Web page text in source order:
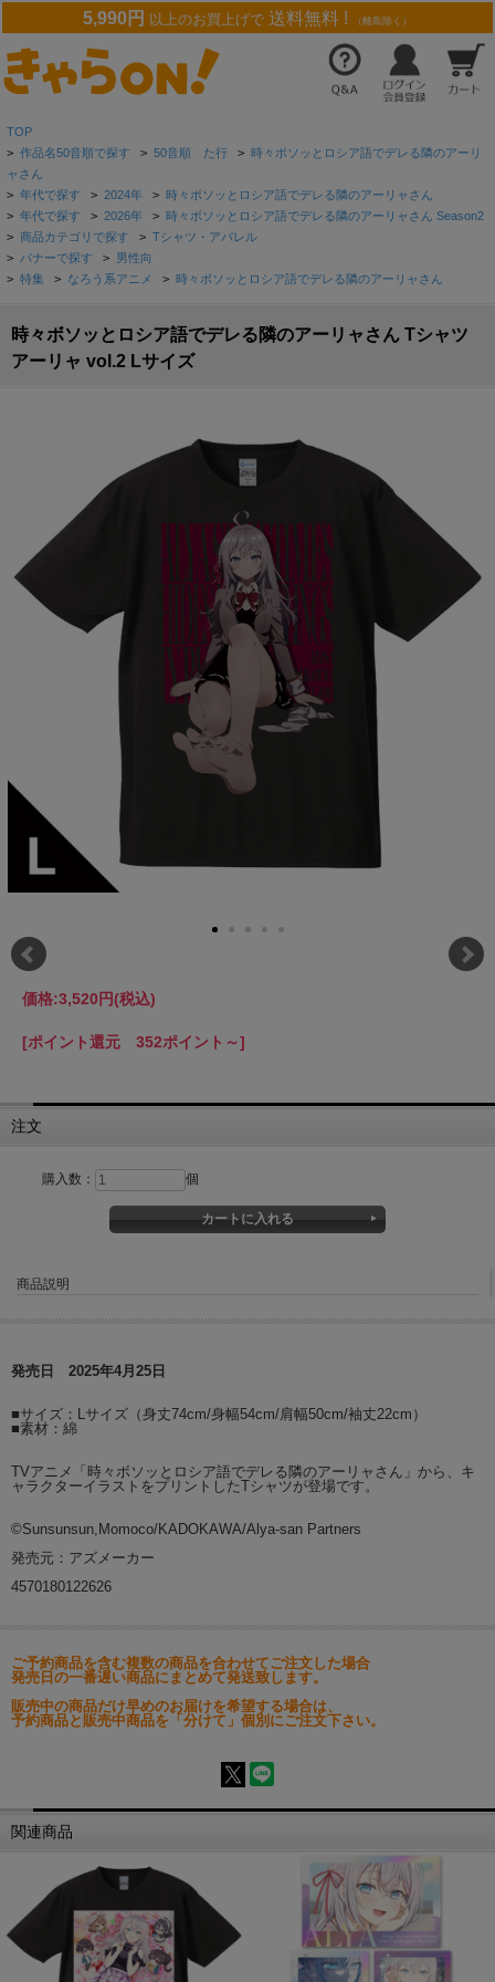
5,990円 以上のお買上げで 送料無料 ! （離島除く）
TOP
> 作品名50音順で探す > 50音順 た行 > 時々ボソッとロシア語でデレる隣のアーリ
ャさん
> 年代で探す > 2024年 > 時々ボソッとロシア語でデレる隣のアーリャさん
> 年代で探す > 2026年 > 時々ボソッとロシア語でデレる隣のアーリャさん Season2
> 商品カテゴリで探す > Tシャツ・アパレル
> バナーで探す > 男性向
> 特集 > なろう系アニメ > 時々ボソッとロシア語でデレる隣のアーリャさん
時々ボソッとロシア語でデレる隣のアーリャさん Tシャツ
アーリャ vol.2 Lサイズ
価格:3,520円(税込)
[ポイント還元 352ポイント～]
注文
購入数： 個
商品説明
発売日 2025年4月25日
■サイズ：Lサイズ（身丈74cm/身幅54cm/肩幅50cm/袖丈22cm）
■素材：綿
TVアニメ「時々ボソッとロシア語でデレる隣のアーリャさん」から、キ
ャラクターイラストをプリントしたTシャツが登場です。
©Sunsunsun,Momoco/KADOKAWA/Alya-san Partners
発売元：アズメーカー
4570180122626
ご予約商品を含む複数の商品を合わせてご注文した場合
発売日の一番遅い商品にまとめて発送致します。
販売中の商品だけ早めのお届けを希望する場合は、
予約商品と販売中商品を「分けて」個別にご注文下さい。
関連商品